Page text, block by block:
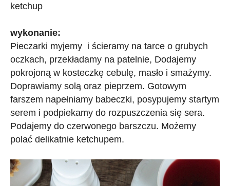
ketchup
wykonanie:
Pieczarki myjemy i ścieramy na tarce o grubych
oczkach, przekładamy na patelnie, Dodajemy
pokrojoną w kosteczkę cebulę, masło i smażymy.
Doprawiamy solą oraz pieprzem. Gotowym
farszem napełniamy babeczki, posypujemy startym
serem i podpiekamy do rozpuszczenia się sera.
Podajemy do czerwonego barszczu. Możemy
polać delikatnie ketchupem.